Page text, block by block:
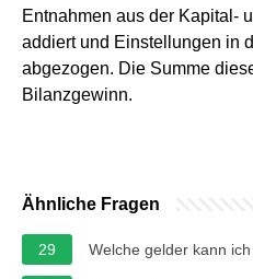
Entnahmen aus der Kapital-
addiert und Einstellungen in
abgezogen. Die Summe
Bilanzgewinn.
Ähnliche Fragen
29 Welche gelder kann